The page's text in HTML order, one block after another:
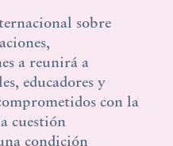
sobre
a reunirá a
educadores y
con la
cuestión
condición